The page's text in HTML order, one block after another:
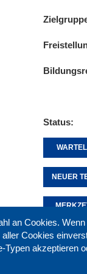
Status
NEUER
an Cookies.
Cookies
akzeptieren
Diese